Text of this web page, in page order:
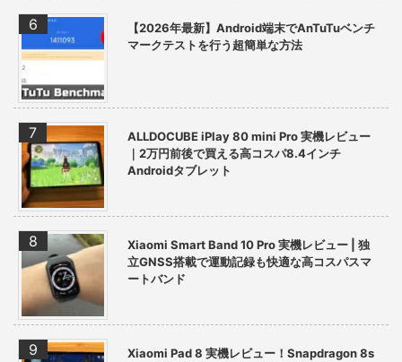
【2026年最新】Android端末でAnTuTuベンチ
マークテストを行う超簡単な方法
ALLDOCUBE iPlay 80 mini Pro 実機レビュー
｜2万円前後で買える高コスパ8.4インチ
Androidタブレット
Xiaomi Smart Band 10 Pro 実機レビュー | 独
立GNSS搭載で運動記録も快適な高コスパスマ
ートバンド
Xiaomi Pad 8 実機レビュー！Snapdragon 8s